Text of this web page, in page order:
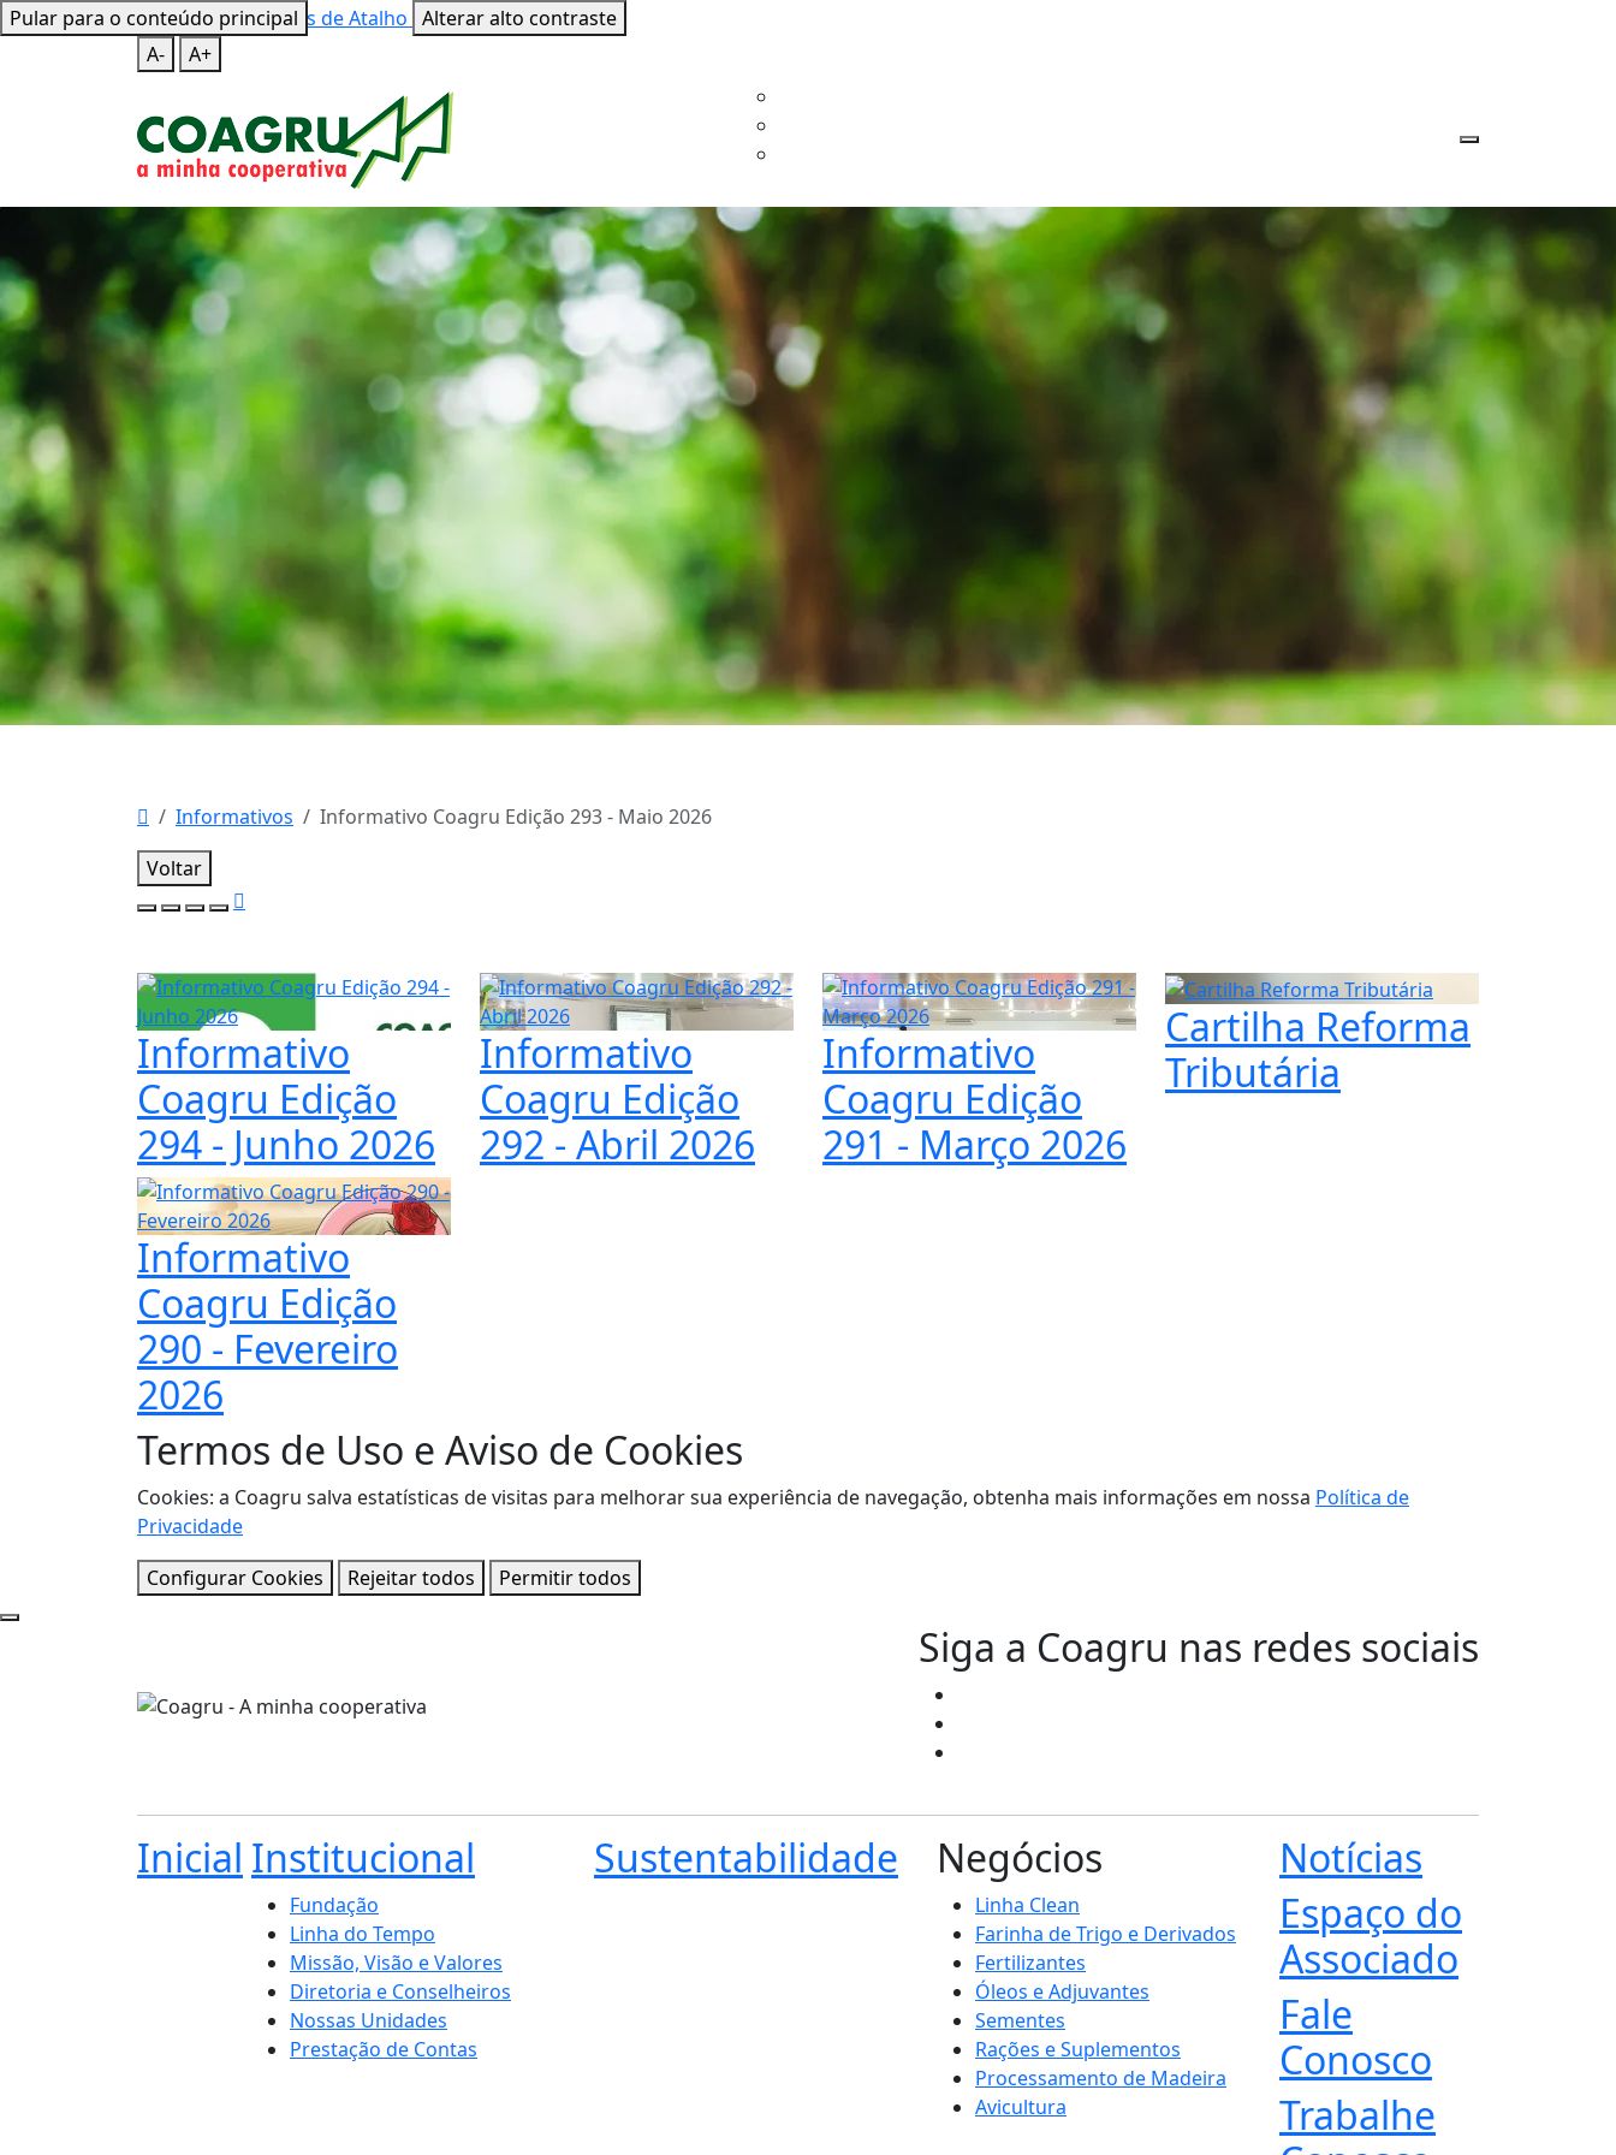
Pular para o conteúdo principal
Mapa do Site Teclas de Atalho Alterar alto contraste
A-
A+
Informativos
Informativo Coagru Edição 293 - Maio 2026
Voltar
Informativo
Coagru Edição
294 - Junho 2026
Informativo
Coagru Edição
292 - Abril 2026
Informativo
Coagru Edição
291 - Março 2026
Cartilha Reforma
Tributária
Informativo
Coagru Edição
290 - Fevereiro
2026
Termos de Uso e Aviso de Cookies
Cookies: a Coagru salva estatísticas de visitas para melhorar sua experiência de navegação, obtenha mais informações em nossa Política de
Privacidade
Configurar Cookies
Rejeitar todos Permitir todos
Siga a Coagru nas redes sociais
Inicial Institucional
Fundação
Linha do Tempo
Missão, Visão e Valores
Diretoria e Conselheiros
Nossas Unidades
Prestação de Contas
Sustentabilidade Negócios
Linha Clean
Farinha de Trigo e Derivados
Fertilizantes
Óleos e Adjuvantes
Sementes
Rações e Suplementos
Processamento de Madeira
Avicultura
Notícias
Espaço do
Associado
Fale
Conosco
Trabalhe